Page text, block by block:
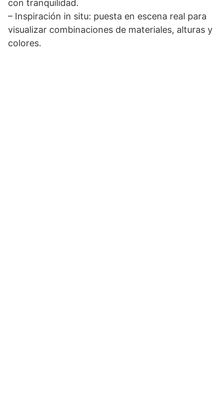
con tranquilidad.
– Inspiración in situ: puesta en escena real para
visualizar combinaciones de materiales, alturas y
colores.